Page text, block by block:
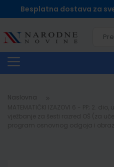
Besplatna dostava za
Naslovna